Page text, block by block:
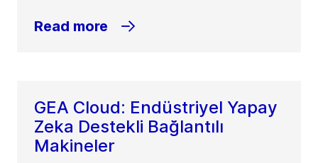
Read more
GEA Cloud: Endüstriyel Yapay
Zeka Destekli Bağlantılı
Makineler